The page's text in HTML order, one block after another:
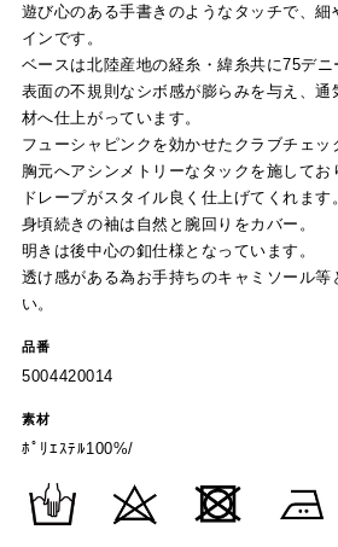
遊び心のある手書きのようなタッチで、
インです。
ベースは北陸産地の経糸・緯糸共に75デニ
表面の不規則なシボ感が膨らみを与え、
材へ仕上がっています。
フューシャピンクを効かせたクラブチェッ
胸元へアシンメトリーなタックを施してお
ドレープがスタイル良く仕上げてくれます。
身頃続きの袖は自然と腕回りをカバー。
明きは後中心の釦仕様となっています。
透け感がある為お手持ちのキャミソール等
い。
品番
5004420014
素材
ﾎﾟﾘｴｽﾃﾙ100%/